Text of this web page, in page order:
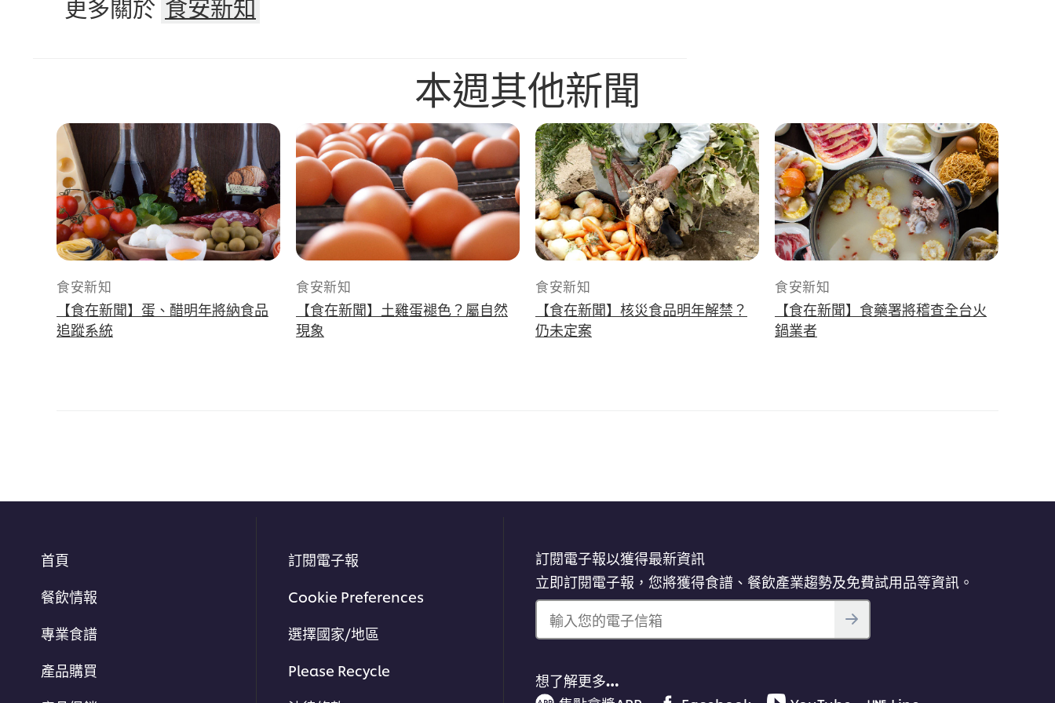
本週其他新聞
食安新知
【食在新聞】蛋、醋明年將納食品
追蹤系統
食安新知
【食在新聞】土雞蛋褪色？屬自然
現象
食安新知
【食在新聞】核災食品明年解禁？
仍未定案
食安新知
【食在新聞】食藥署將稽查全台火
鍋業者
首頁
餐飲情報
專業食譜
產品購買
訂閱電子報
Cookie Preferences
選擇國家/地區
Please Recycle
訂閱電子報以獲得最新資訊
立即訂閱電子報，您將獲得食譜、餐飲產業趨勢及免費試用品等資訊。
輸入您的電子信箱
想了解更多…